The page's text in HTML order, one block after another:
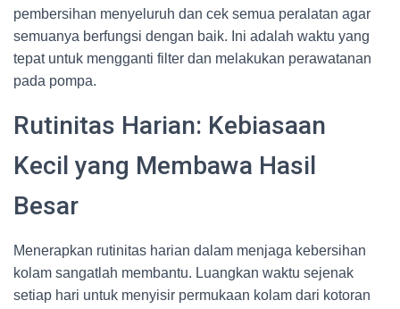
pembersihan menyeluruh dan cek semua peralatan agar
semuanya berfungsi dengan baik. Ini adalah waktu yang
tepat untuk mengganti filter dan melakukan perawatanan
pada pompa.
Rutinitas Harian: Kebiasaan
Kecil yang Membawa Hasil
Besar
Menerapkan rutinitas harian dalam menjaga kebersihan
kolam sangatlah membantu. Luangkan waktu sejenak
setiap hari untuk menyisir permukaan kolam dari kotoran